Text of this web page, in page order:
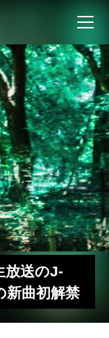
放送のJ-
新曲初解禁